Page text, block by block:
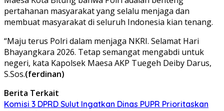
pertahanan masyarakat yang selalu menjaga dan
membuat masyarakat di seluruh Indonesia kian tenang.
“Maju terus Polri dalam menjaga NKRI. Selamat Hari
Bhayangkara 2026. Tetap semangat mengabdi untuk
negeri, kata Kapolsek Maesa AKP Tuegeh Deiby Darus,
S.Sos.(ferdinan)
Berita Terkait
Komisi 3 DPRD Sulut Ingatkan Dinas PUPR Prioritaskan